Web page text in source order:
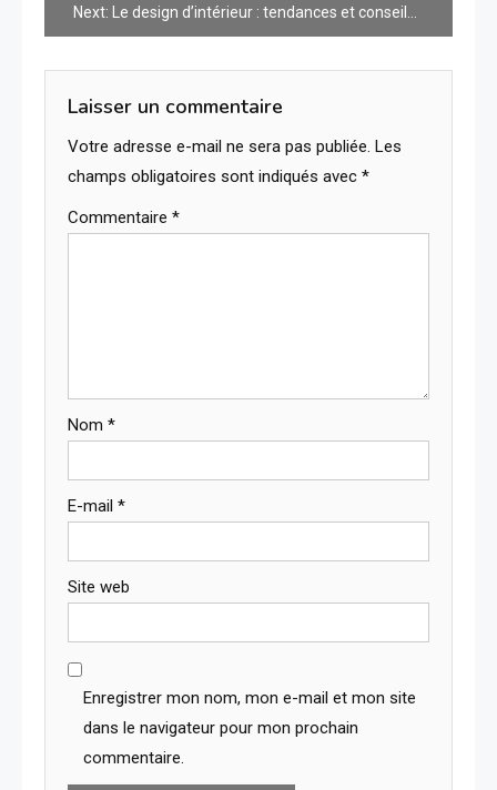
l’article
Next: Le design d’intérieur : tendances et conseils pour embellir votre espace
Laisser un commentaire
Votre adresse e-mail ne sera pas publiée. Les
champs obligatoires sont indiqués avec *
Commentaire *
Nom *
E-mail *
Site web
Enregistrer mon nom, mon e-mail et mon site
dans le navigateur pour mon prochain
commentaire.